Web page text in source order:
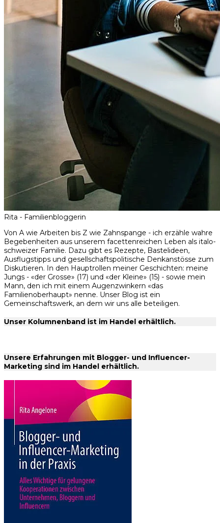
Rita - Familienbloggerin
Von A wie Arbeiten bis Z wie Zahnspange - ich erzähle wahre
Begebenheiten aus unserem facettenreichen Leben als italo-
schweizer Familie. Dazu gibt es Rezepte, Bastelideen,
Ausflugstipps und gesellschaftspolitische Denkanstösse zum
Diskutieren. In den Hauptrollen meiner Geschichten: meine
Jungs - «der Grosse» (17) und «der Kleine» (15) - sowie mein
Mann, den ich mit einem Augenzwinkern «das
Familienoberhaupt» nenne. Unser Blog ist ein
Gemeinschaftswerk, an dem wir uns alle beteiligen.
Unser Kolumnenband ist im Handel erhältlich.
Unsere Erfahrungen mit Blogger- und Influencer-
Marketing sind im Handel erhältlich.